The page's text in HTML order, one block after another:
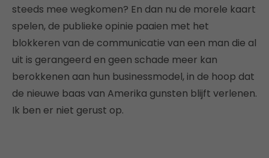
steeds mee wegkomen? En dan nu de morele kaart
spelen, de publieke opinie paaien met het
blokkeren van de communicatie van een man die al
uit is gerangeerd en geen schade meer kan
berokkenen aan hun businessmodel, in de hoop dat
de nieuwe baas van Amerika gunsten blijft verlenen.
Ik ben er niet gerust op.